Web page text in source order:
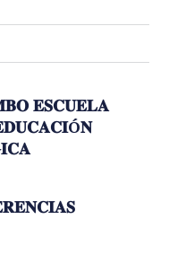
𝐄𝐒𝐂𝐔𝐄𝐋𝐀